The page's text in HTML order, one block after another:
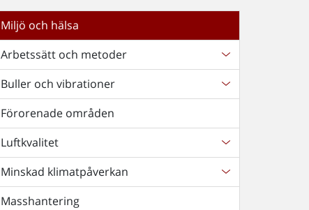
Miljö och hälsa
Arbetssätt och metoder
Buller och vibrationer
Förorenade områden
Luftkvalitet
Minskad klimatpåverkan
Masshantering